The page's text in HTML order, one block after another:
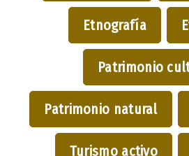
Etnografía
Patrimonio
Patrimonio natural
Turismo activo